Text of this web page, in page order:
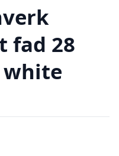
fad 28
white